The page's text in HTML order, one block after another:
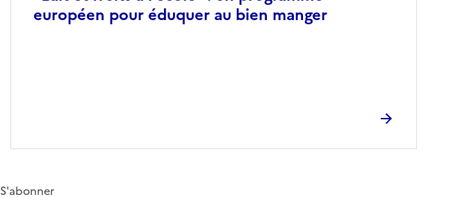
européen pour éduquer au bien manger
S'abonner